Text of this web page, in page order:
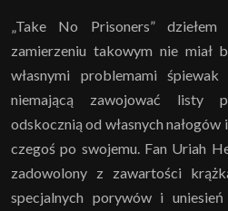
„Take No Prisoners”
zamierzeniu takowym nie miał
własnymi problemami
niemającą zawojować listy
odskocznią od własnych
czegoś po swojemu. Fan Uriah
zadowolony z zawartości
specjalnych porywów i